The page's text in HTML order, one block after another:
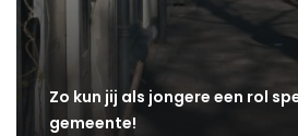
Zo kun jij als jongere een rol
gemeente!